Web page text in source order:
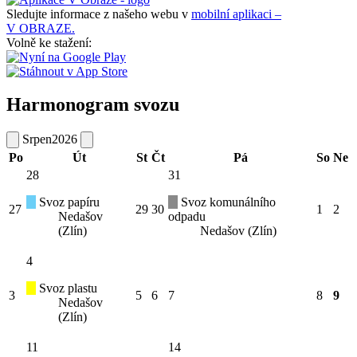
Sledujte informace z našeho webu v mobilní aplikaci –
V OBRAZE.
Volně ke stažení:
Harmonogram svozu
Srpen2026
Po
Út St Čt Pá So Ne
27
28
Svoz papíru
Nedašov
(Zlín)
29 30
31
Svoz komunálního
odpadu
Nedašov (Zlín)
1 2
3
4
Svoz plastu
Nedašov
(Zlín)
5 6 7 8 9
11 14